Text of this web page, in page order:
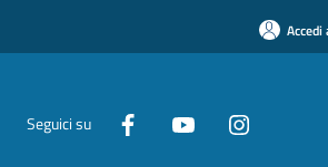
Seguici su